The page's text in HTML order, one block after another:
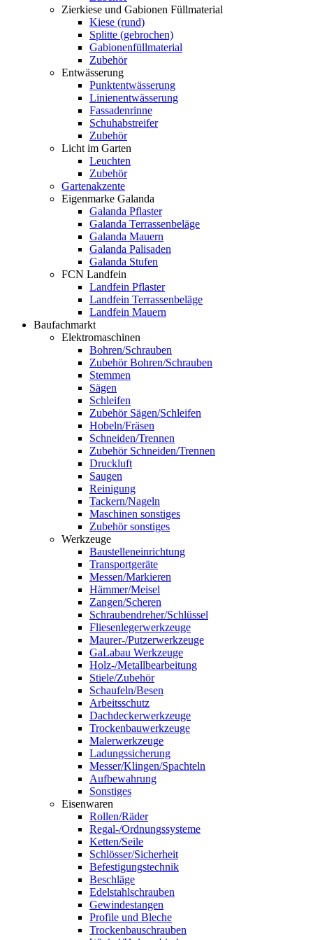
Zierkiese und Gabionen Füllmaterial
Kiese (rund)
Splitte (gebrochen)
Gabionenfüllmaterial
Zubehör
Entwässerung
Punktentwässerung
Linienentwässerung
Fassadenrinne
Schuhabstreifer
Zubehör
Licht im Garten
Leuchten
Zubehör
Gartenakzente
Eigenmarke Galanda
Galanda Pflaster
Galanda Terrassenbeläge
Galanda Mauern
Galanda Palisaden
Galanda Stufen
FCN Landfein
Landfein Pflaster
Landfein Terrassenbeläge
Landfein Mauern
Baufachmarkt
Elektromaschinen
Bohren/Schrauben
Zubehör Bohren/Schrauben
Stemmen
Sägen
Schleifen
Zubehör Sägen/Schleifen
Hobeln/Fräsen
Schneiden/Trennen
Zubehör Schneiden/Trennen
Druckluft
Saugen
Reinigung
Tackern/Nageln
Maschinen sonstiges
Zubehör sonstiges
Werkzeuge
Baustelleneinrichtung
Transportgeräte
Messen/Markieren
Hämmer/Meisel
Zangen/Scheren
Schraubendreher/Schlüssel
Fliesenlegerwerkzeuge
Maurer-/Putzerwerkzeuge
GaLabau Werkzeuge
Holz-/Metallbearbeitung
Stiele/Zubehör
Schaufeln/Besen
Arbeitsschutz
Dachdeckerwerkzeuge
Trockenbauwerkzeuge
Malerwerkzeuge
Ladungssicherung
Messer/Klingen/Spachteln
Aufbewahrung
Sonstiges
Eisenwaren
Rollen/Räder
Regal-/Ordnungssysteme
Ketten/Seile
Schlösser/Sicherheit
Befestigungstechnik
Beschläge
Edelstahlschrauben
Gewindestangen
Profile und Bleche
Trockenbauschrauben